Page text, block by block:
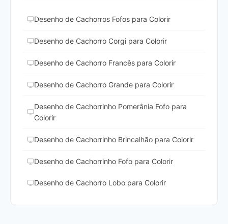
Desenho de Cachorros Fofos para Colorir
Desenho de Cachorro Corgi para Colorir
Desenho de Cachorro Francês para Colorir
Desenho de Cachorro Grande para Colorir
Desenho de Cachorrinho Pomerânia Fofo para
Colorir
Desenho de Cachorrinho Brincalhão para Colorir
Desenho de Cachorrinho Fofo para Colorir
Desenho de Cachorro Lobo para Colorir